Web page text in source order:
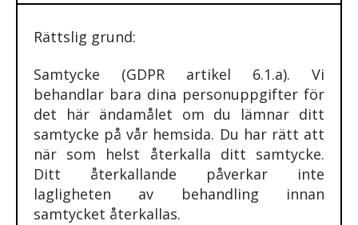
Rättslig grund:
Samtycke (GDPR artikel 6.1.a). Vi
behandlar bara dina person­uppgifter för
det här ändamålet om du lämnar ditt
samtycke på vår hemsida. Du har rätt att
när som helst återkalla ditt samtycke.
Ditt återkallande påverkar inte
lagligheten av behandling innan
samtycket återkallas.